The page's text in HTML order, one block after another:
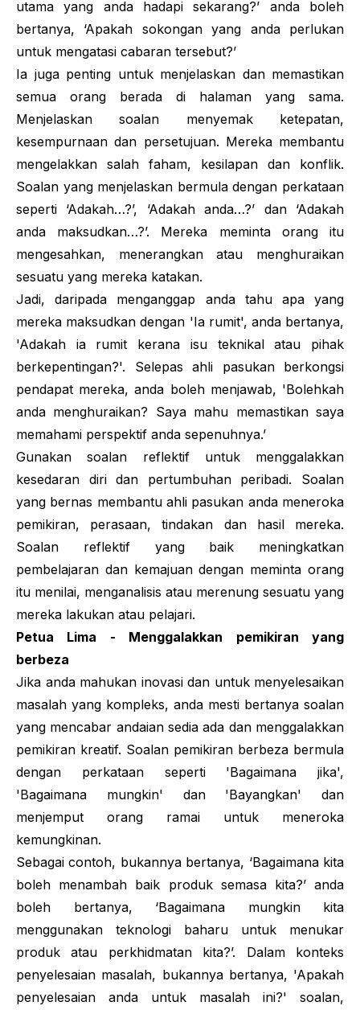
utama yang anda hadapi sekarang?’ anda boleh
bertanya, ‘Apakah sokongan yang anda perlukan
untuk mengatasi cabaran tersebut?’
Ia juga penting untuk menjelaskan dan memastikan
semua orang berada di halaman yang sama.
Menjelaskan soalan menyemak ketepatan,
kesempurnaan dan persetujuan. Mereka membantu
mengelakkan salah faham, kesilapan dan konflik.
Soalan yang menjelaskan bermula dengan perkataan
seperti ‘Adakah…?’, ‘Adakah anda…?’ dan ‘Adakah
anda maksudkan…?’. Mereka meminta orang itu
mengesahkan, menerangkan atau menghuraikan
sesuatu yang mereka katakan.
Jadi, daripada menganggap anda tahu apa yang
mereka maksudkan dengan 'Ia rumit', anda bertanya,
'Adakah ia rumit kerana isu teknikal atau pihak
berkepentingan?'. Selepas ahli pasukan berkongsi
pendapat mereka, anda boleh menjawab, 'Bolehkah
anda menghuraikan? Saya mahu memastikan saya
memahami perspektif anda sepenuhnya.’
Gunakan soalan reflektif untuk menggalakkan
kesedaran diri dan pertumbuhan peribadi. Soalan
yang bernas membantu ahli pasukan anda meneroka
pemikiran, perasaan, tindakan dan hasil mereka.
Soalan reflektif yang baik meningkatkan
pembelajaran dan kemajuan dengan meminta orang
itu menilai, menganalisis atau merenung sesuatu yang
mereka lakukan atau pelajari.
Petua Lima - Menggalakkan pemikiran yang
berbeza
Jika anda mahukan inovasi dan untuk menyelesaikan
masalah yang kompleks, anda mesti bertanya soalan
yang mencabar andaian sedia ada dan menggalakkan
pemikiran kreatif. Soalan pemikiran berbeza bermula
dengan perkataan seperti 'Bagaimana jika',
'Bagaimana mungkin' dan 'Bayangkan' dan
menjemput orang ramai untuk meneroka
kemungkinan.
Sebagai contoh, bukannya bertanya, ‘Bagaimana kita
boleh menambah baik produk semasa kita?’ anda
boleh bertanya, ‘Bagaimana mungkin kita
menggunakan teknologi baharu untuk menukar
produk atau perkhidmatan kita?’. Dalam konteks
penyelesaian masalah, bukannya bertanya, 'Apakah
penyelesaian anda untuk masalah ini?' soalan,